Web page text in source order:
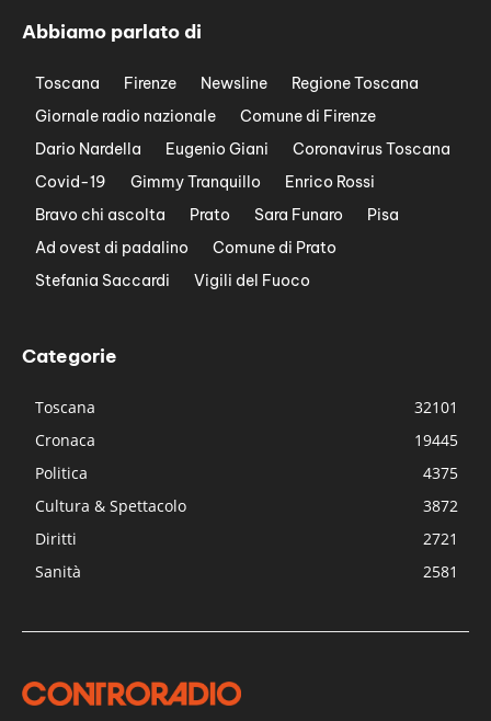
Abbiamo parlato di
Toscana Firenze Newsline
Regione Toscana
Giornale radio nazionale
Comune di Firenze
Dario Nardella
Eugenio Giani
Coronavirus Toscana
Covid-19
Gimmy Tranquillo
Enrico Rossi
Bravo chi ascolta
Prato Sara Funaro
Pisa
Ad ovest di padalino
Comune di Prato
Stefania Saccardi
Vigili del Fuoco
Categorie
Toscana
32101
Cronaca
19445
Politica
4375
Cultura & Spettacolo
3872
Diritti
2721
Sanità
2581